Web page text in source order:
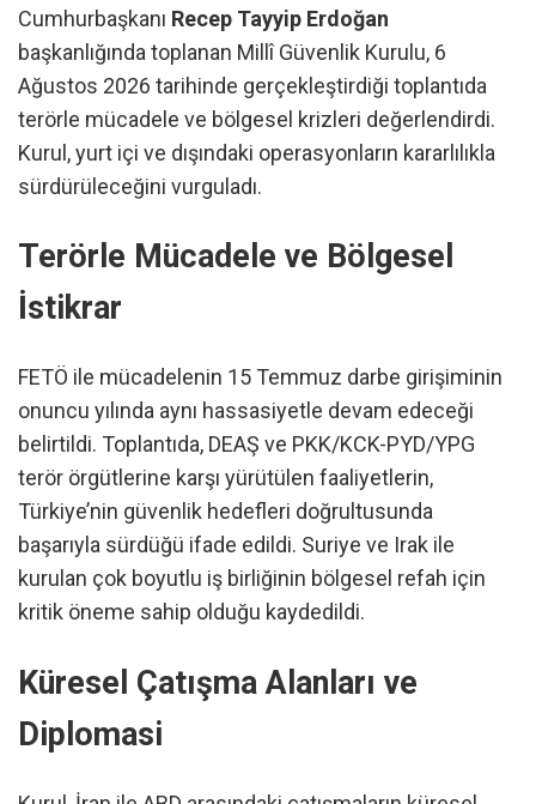
Cumhurbaşkanı Recep Tayyip Erdoğan
başkanlığında toplanan Millî Güvenlik Kurulu, 6
Ağustos 2026 tarihinde gerçekleştirdiği toplantıda
terörle mücadele ve bölgesel krizleri değerlendirdi.
Kurul, yurt içi ve dışındaki operasyonların kararlılıkla
sürdürüleceğini vurguladı.
Terörle Mücadele ve Bölgesel
İstikrar
FETÖ ile mücadelenin 15 Temmuz darbe girişiminin
onuncu yılında aynı hassasiyetle devam edeceği
belirtildi. Toplantıda, DEAŞ ve PKK/KCK-PYD/YPG
terör örgütlerine karşı yürütülen faaliyetlerin,
Türkiye’nin güvenlik hedefleri doğrultusunda
başarıyla sürdüğü ifade edildi. Suriye ve Irak ile
kurulan çok boyutlu iş birliğinin bölgesel refah için
kritik öneme sahip olduğu kaydedildi.
Küresel Çatışma Alanları ve
Diplomasi